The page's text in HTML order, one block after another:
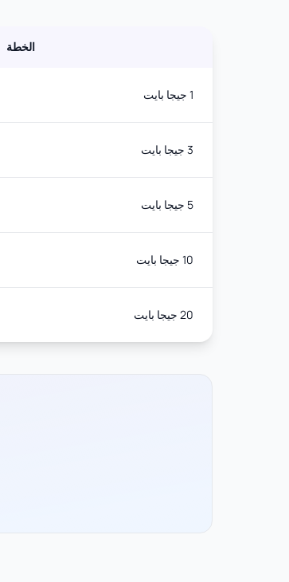
الخطة
1 جيجا بايت
3 جيجا بايت
5 جيجا بايت
10 جيجا بايت
20 جيجا بايت